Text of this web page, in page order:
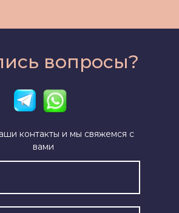
вопросы?
контакты и мы свяжемся с
вами